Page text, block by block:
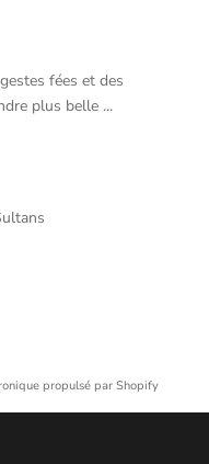
fées et des
plus belle ...
propulsé par Shopify